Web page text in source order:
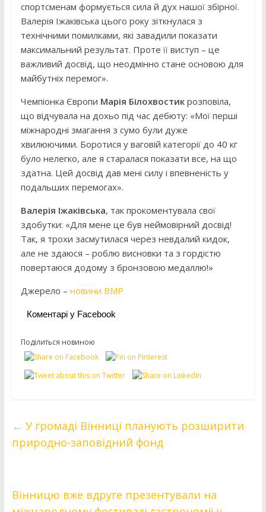
спортсменам формується сила й дух нашої збірної.
Валерія Іжаківська цього року зіткнулася з
технічними помилками, які завадили показати
максимальний результат. Проте її виступ – це
важливий досвід, що неодмінно стане основою для
майбутніх перемог».
Чемпіонка Європи Марія Білохвостикрозповіла,
що відчувала на дохьо під час дебюту: «Мої перші
міжнародні змагання з сумо були дуже
хвилюючими. Боротися у ваговій категорії до 40 кг
було нелегко, але я старалася показати все, на що
здатна. Цей досвід дав мені силу і впевненість у
подальших перемогах».
Валерія Іжаківська, так прокоментувала свої
здобутки: «Для мене це був неймовірний досвід!
Так, я трохи засмутилася через невдалий кидок,
але не здаюся – роблю висновки та з гордістю
повертаюся додому з бронзовою медаллю!»
Джерело – новини ВМР
Коментарі у Facebook
Поділиться новиною
← У громаді Вінниці планують розширити
природно-заповідний фонд
Вінницю вже вдруге презентували на